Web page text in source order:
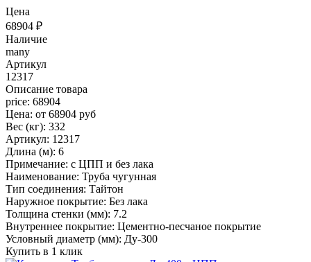
Цена
68904 ₽
Наличие
many
Артикул
12317
Описание товара
price: 68904
Цена: от 68904 руб
Вес (кг): 332
Артикул: 12317
Длина (м): 6
Примечание: с ЦПП и без лака
Наименование: Труба чугунная
Тип соединения: Тайтон
Наружное покрытие: Без лака
Толщина стенки (мм): 7.2
Внутреннее покрытие: Цементно-песчаное покрытие
Условный диаметр (мм): Ду-300
Купить в 1 клик